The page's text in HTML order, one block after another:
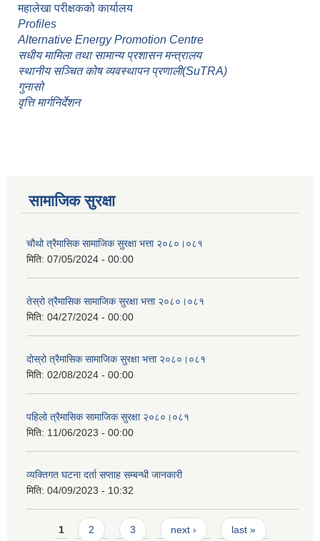
महालेखा परीक्षकको कार्यालय
Profiles
Alternative Energy Promotion Centre
सधीय मामिला तथा सामान्य प्रशासन मन्त्रालय
स्थानीय सञ्चित कोष व्यवस्थापन प्रणाली(SuTRA)
गुनासो
वृत्ति मार्गनिर्देशन
सामाजिक सुरक्षा
चौथो त्रैमासिक सामाजिक सुरक्षा भत्ता २०८०।०८१
मिति: 07/05/2024 - 00:00
तेस्रो त्रैमासिक सामाजिक सुरक्षा भत्ता २०८०।०८१
मिति: 04/27/2024 - 00:00
दोस्रो त्रैमासिक सामाजिक सुरक्षा भत्ता २०८०।०८१
मिति: 02/08/2024 - 00:00
पहिलो त्रैमासिक सामाजिक सुरक्षा २०८०।०८१
मिति: 11/06/2023 - 00:00
व्यक्तिगत घटना दर्ता सप्ताह सम्बन्धी जानकारी
मिति: 04/09/2023 - 10:32
Pages
1 2 3 next › last »